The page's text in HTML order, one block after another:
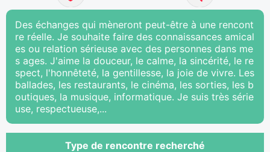
Des échanges qui mèneront peut-être à une rencont
re réelle. Je souhaite faire des connaissances amical
es ou relation sérieuse avec des personnes dans me
s ages. J'aime la douceur, le calme, la sincérité, le re
spect, l'honnêteté, la gentillesse, la joie de vivre. Les
ballades, les restaurants, le cinéma, les sorties, les b
outiques, la musique, informatique. Je suis très série
use, respectueuse,...
Type de rencontre recherché